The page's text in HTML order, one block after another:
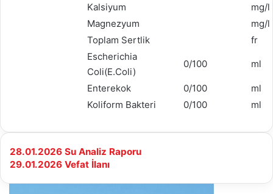
Kalsiyum
mg/l
Magnezyum
mg/l
Toplam Sertlik
fr
Escherichia
Coli(E.Coli)
0/100 ml
Enterekok 0/100
ml
Koliform Bakteri
0/100 ml
28.01.2026
Su
28.01.2026 Su Analiz Raporu
29.01.2026
29.01.2026 Vefat İlanı